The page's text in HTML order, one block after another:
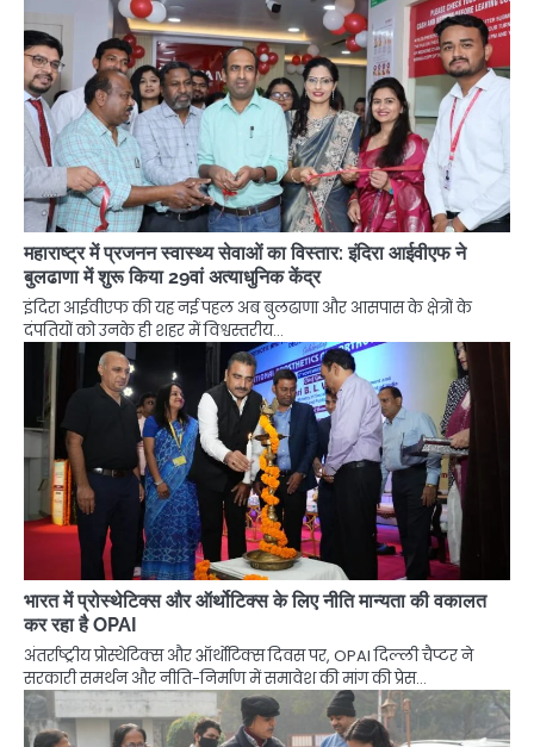
महाराष्ट्र में प्रजनन स्वास्थ्य सेवाओं का विस्तार: इंदिरा आईवीएफ ने
बुलढाणा में शुरू किया 29वां अत्याधुनिक केंद्र
इंदिरा आईवीएफ की यह नई पहल अब बुलढाणा और आसपास के क्षेत्रों के
दंपतियों को उनके ही शहर में विश्वस्तरीय…
भारत में प्रोस्थेटिक्स और ऑर्थोटिक्स के लिए नीति मान्यता की वकालत
कर रहा है OPAI
अंतर्राष्ट्रीय प्रोस्थेटिक्स और ऑर्थोटिक्स दिवस पर, OPAI दिल्ली चैप्टर ने
सरकारी समर्थन और नीति-निर्माण में समावेश की मांग की प्रेस…